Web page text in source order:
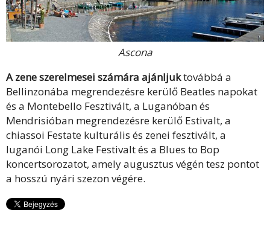
Ascona
A zene szerelmesei számára ajánljuktovábbá a
Bellinzonába megrendezésre kerülő Beatles napokat
és a Montebello Fesztivált, a Luganóban és
Mendrisióban megrendezésre kerülő Estivalt, a
chiassoi Festate kulturális és zenei fesztivált, a
luganói Long Lake Festivalt és a Blues to Bop
koncertsorozatot, amely augusztus végén tesz pontot
a hosszú nyári szezon végére.